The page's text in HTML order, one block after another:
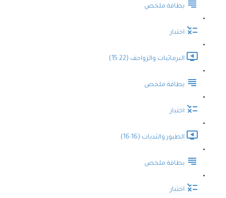
بطاقة ملخص
اختبار
البرمائيات والزواحف (15:22)
بطاقة ملخص
اختبار
الطيور والثديات (16:16)
بطاقة ملخص
اختبار